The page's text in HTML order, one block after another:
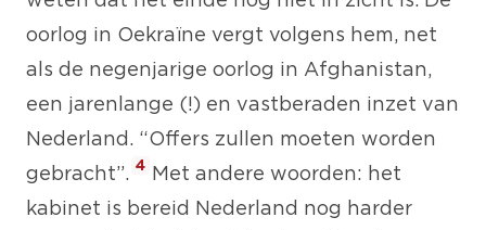
oorlog in Oekraïne vergt volgens hem, net
als de negenjarige oorlog in Afghanistan,
een jarenlange (!) en vastberaden inzet van
Nederland. “Offers zullen moeten worden
gebracht”. 4 Met andere woorden: het
kabinet is bereid Nederland nog harder